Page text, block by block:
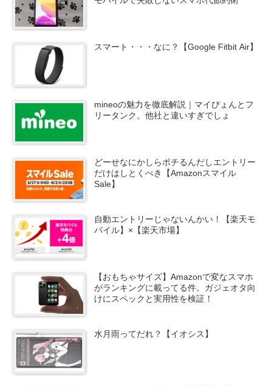
スマート・・・なに？【Google Fitbit Air】
mineoの魅力を徹底解説｜マイぴょんとフ
リータンク。他社と違いすぎでしょ
どーせなにかしらポチるんだしエントリー
だけはしとくべき【Amazonスマイル
Sale】
自動エントリーじゃないんかい！【楽天モ
バイル】×【楽天市場】
【おもちゃサイズ】Amazonで変なスマホ
がランキングに載ってる件。ガジェオタ向
けにスペックと実用性を検証！
水月雨ってだれ？【イオシス】